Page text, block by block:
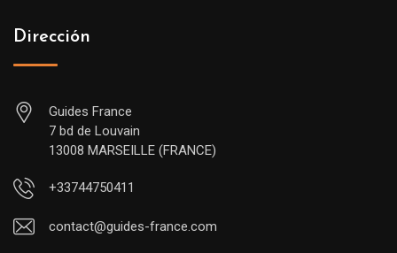
Dirección
Guides France
7 bd de Louvain
13008 MARSEILLE (FRANCE)
+33744750411
contact@guides-france.com